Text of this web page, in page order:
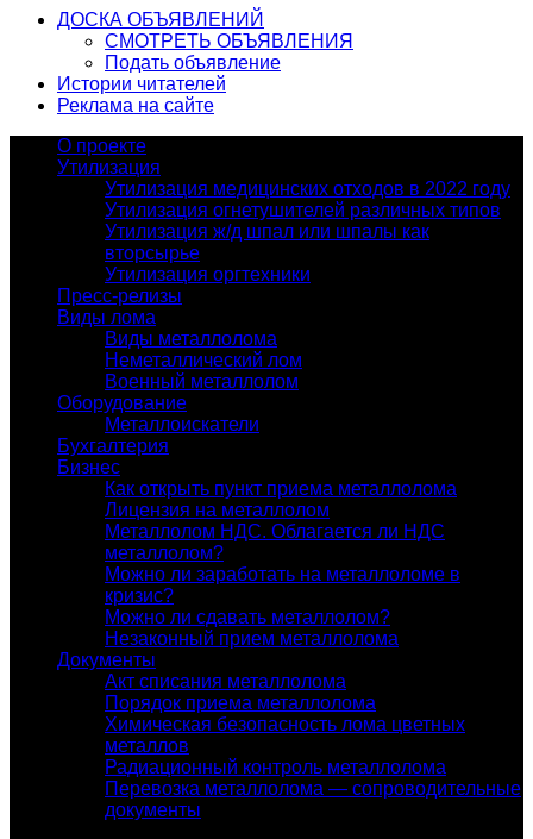
ДОСКА ОБЪЯВЛЕНИЙ
СМОТРЕТЬ ОБЪЯВЛЕНИЯ
Подать объявление
Истории читателей
Реклама на сайте
О проекте
Утилизация
Утилизация медицинских отходов в 2022 году
Утилизация огнетушителей различных типов
Утилизация ж/д шпал или шпалы как
вторсырье
Утилизация оргтехники
Пресс-релизы
Виды лома
Виды металлолома
Неметаллический лом
Военный металлолом
Оборудование
Металлоискатели
Бухгалтерия
Бизнес
Как открыть пункт приема металлолома
Лицензия на металлолом
Металлолом НДС. Облагается ли НДС
металлолом?
Можно ли заработать на металлоломе в
кризис?
Можно ли сдавать металлолом?
Незаконный прием металлолома
Документы
Акт списания металлолома
Порядок приема металлолома
Химическая безопасность лома цветных
металлов
Радиационный контроль металлолома
Перевозка металлолома — сопроводительные
документы